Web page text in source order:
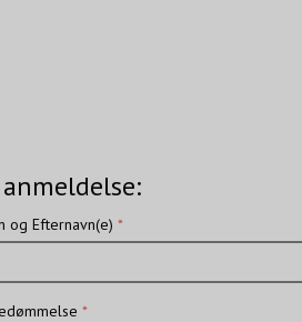
og Efternavn(e)